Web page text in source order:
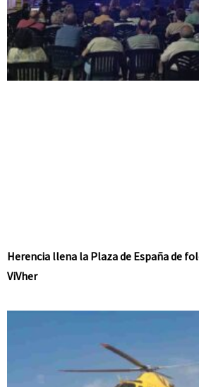
Herencia llena la Plaza de España de
ViVher